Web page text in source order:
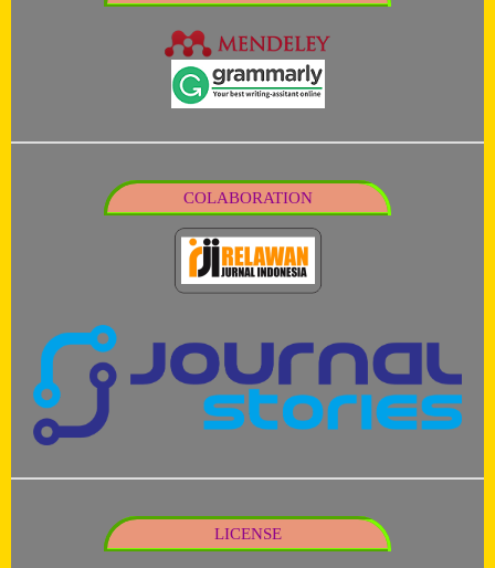
COLABORATION
LICENSE